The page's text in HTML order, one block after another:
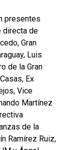
presentes
directa de
Gran
Luis
de la Gran
Ex
Vice
Martínez
de la
Ramírez Ruiz,